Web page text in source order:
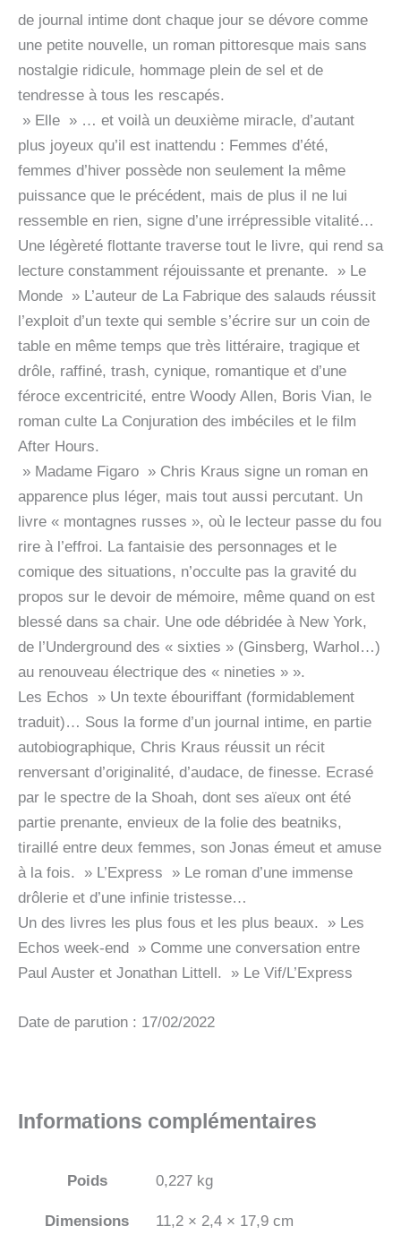
de journal intime dont chaque jour se dévore comme
une petite nouvelle, un roman pittoresque mais sans
nostalgie ridicule, hommage plein de sel et de
tendresse à tous les rescapés.
» Elle » … et voilà un deuxième miracle, d’autant
plus joyeux qu’il est inattendu : Femmes d’été,
femmes d’hiver possède non seulement la même
puissance que le précédent, mais de plus il ne lui
ressemble en rien, signe d’une irrépressible vitalité…
Une légèreté flottante traverse tout le livre, qui rend sa
lecture constamment réjouissante et prenante. » Le
Monde » L’auteur de La Fabrique des salauds réussit
l’exploit d’un texte qui semble s’écrire sur un coin de
table en même temps que très littéraire, tragique et
drôle, raffiné, trash, cynique, romantique et d’une
féroce excentricité, entre Woody Allen, Boris Vian, le
roman culte La Conjuration des imbéciles et le film
After Hours.
» Madame Figaro » Chris Kraus signe un roman en
apparence plus léger, mais tout aussi percutant. Un
livre « montagnes russes », où le lecteur passe du fou
rire à l’effroi. La fantaisie des personnages et le
comique des situations, n’occulte pas la gravité du
propos sur le devoir de mémoire, même quand on est
blessé dans sa chair. Une ode débridée à New York,
de l’Underground des « sixties » (Ginsberg, Warhol…)
au renouveau électrique des « nineties » ».
Les Echos » Un texte ébouriffant (formidablement
traduit)… Sous la forme d’un journal intime, en partie
autobiographique, Chris Kraus réussit un récit
renversant d’originalité, d’audace, de finesse. Ecrasé
par le spectre de la Shoah, dont ses aïeux ont été
partie prenante, envieux de la folie des beatniks,
tiraillé entre deux femmes, son Jonas émeut et amuse
à la fois. » L’Express » Le roman d’une immense
drôlerie et d’une infinie tristesse…
Un des livres les plus fous et les plus beaux. » Les
Echos week-end » Comme une conversation entre
Paul Auster et Jonathan Littell. » Le Vif/L’Express
Date de parution : 17/02/2022
Informations complémentaires
Poids 0,227 kg
Dimensions 11,2 × 2,4 × 17,9 cm